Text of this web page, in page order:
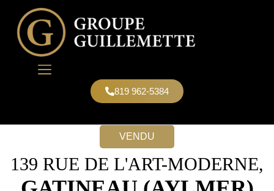
819 962-5384
VENDU
139 RUE DE L'ART-MODERNE,